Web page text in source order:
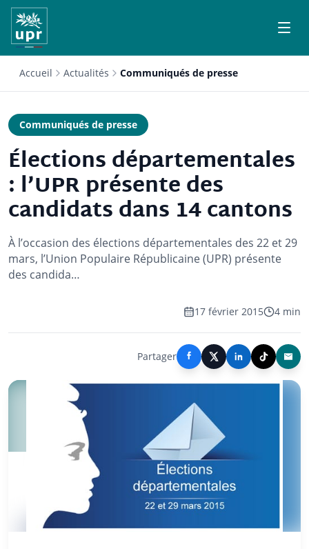
Accueil Actualités Communiqués de presse
Communiqués de presse
Élections départementales
: l’UPR présente des
candidats dans 14 cantons
À l’occasion des élections départementales des 22 et 29
mars, l’Union Populaire Républicaine (UPR) présente
des candida…
17 février 2015 4 min
Partager